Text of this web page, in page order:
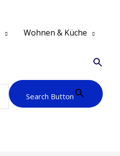
Wohnen & Küche
Search Button